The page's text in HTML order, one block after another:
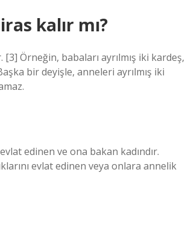
kalır mı?
Örneğin, babaları ayrılmış iki kardeş,
bir deyişle, anneleri ayrılmış iki
edinen ve ona bakan kadındır.
evlat edinen veya onlara annelik